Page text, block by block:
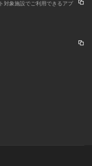
管理が緩く雑な縫製や
対象施設でご利用できるアプ